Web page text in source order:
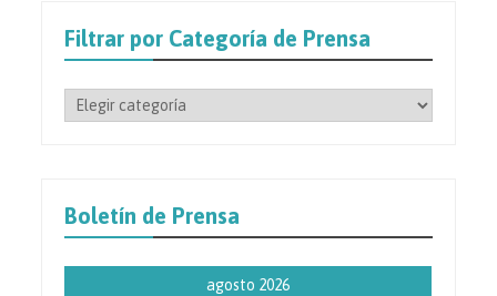
Filtrar por Categoría de Prensa
Filtrar
Prensa
Boletín de Prensa
agosto 2026